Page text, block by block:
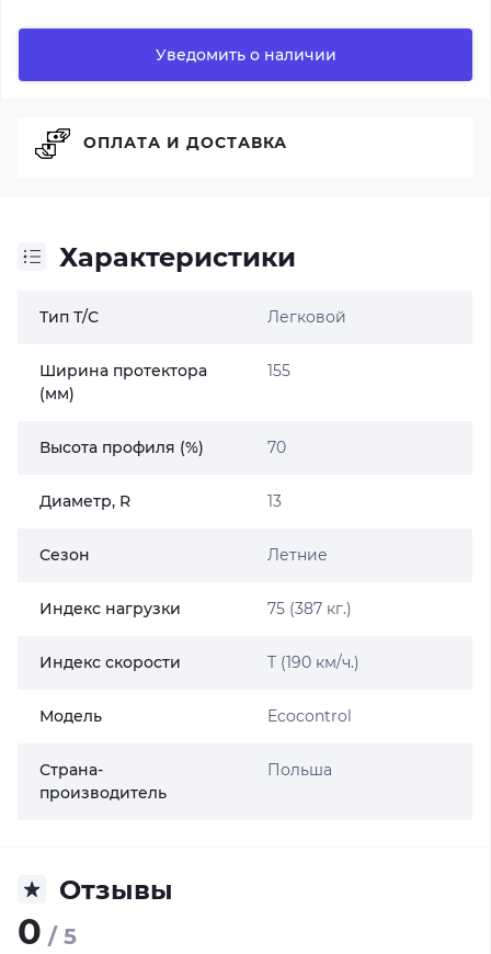
Уведомить о наличии
Характеристики
Тип Т/С Легковой
Ширина протектора
(мм)
155
Высота профиля (%) 70
Диаметр, R 13
Сезон Летние
Индекс нагрузки 75 (387 кг.)
Индекс скорости T (190 км/ч.)
Модель Ecocontrol
Страна-
производитель
Польша
Отзывы
0 / 5
ОПЛАТА И ДОСТАВКА